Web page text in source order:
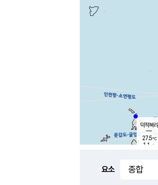
덕적북리
27.5℃
1.1 m/s
요소